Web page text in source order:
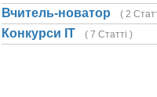
Вчитель-новатор ( 2
Конкурси ІТ ( 7 Статті )